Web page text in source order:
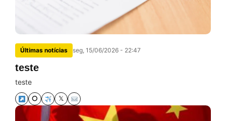
Últimas notícias seg, 15/06/2026 - 22:47
teste
teste
⭘ 𝕏